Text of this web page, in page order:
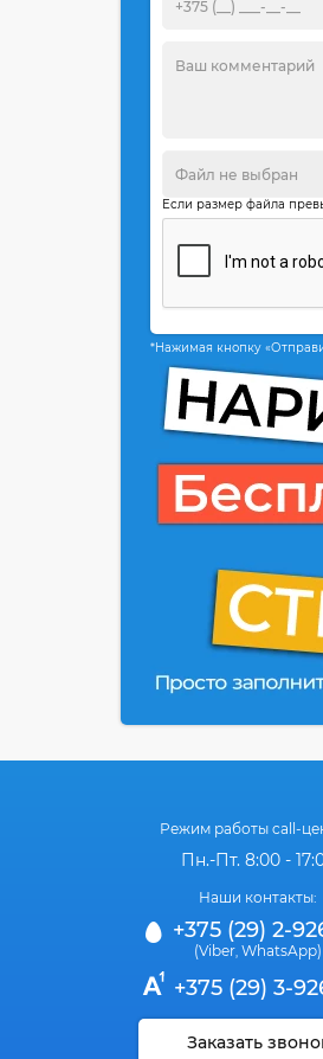
Если размер файла
*Нажимая кнопку
Режим работы call-
Пн.-Пт. 8:00 -
Наши контакты:
+375 (29) 2-
(Viber, WhatsApp)
+375 (29) 3-
Заказать